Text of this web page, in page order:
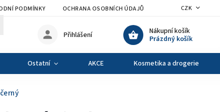
PODMÍNKY OCHRANA OSOBNÍCH ÚDAJŮ VÝMĚNA A VRÁCENÍ
CZK
Nákupní košík
Prázdný košík
Přihlášení
Ostatní AKCE Kosmetika a drogerie